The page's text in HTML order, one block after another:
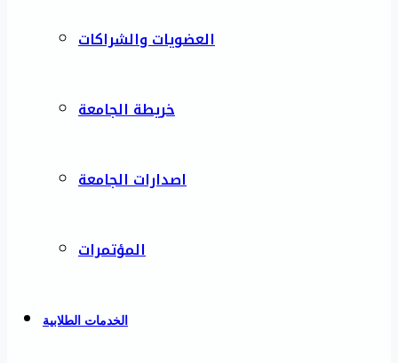
العضويات والشراكات
خريطة الجامعة
اصدارات الجامعة
المؤتمرات
الخدمات الطلابية